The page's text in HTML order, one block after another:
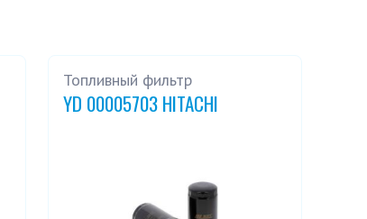
Топливный фильтр
YD 00005703 HITACHI